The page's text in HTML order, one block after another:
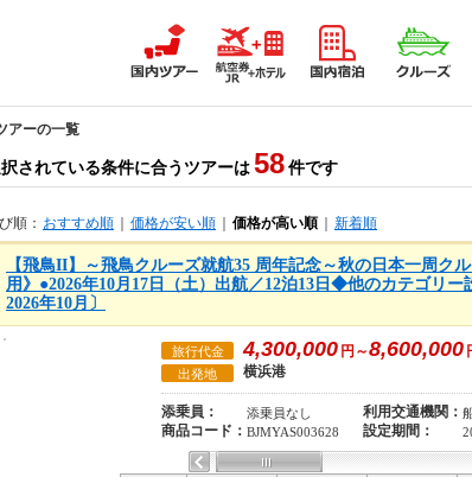
アーの一覧
されている条件に合うツアーは 58 件です
順： おすすめ順 価格が安い順 価格が高い順 新着順
【飛鳥II】～飛鳥クルーズ就航35 周年記念～秋の日本一周ク
用》●2026年10月17日（土）出航／12泊13日◆他のカテゴリ
2026年10月〕
旅行代金 4,300,000 円～8,600,000
出発地 横浜港
添乗員： 添乗員なし 利用交通機関：
商品コード： BJMYAS003628 設定期間：